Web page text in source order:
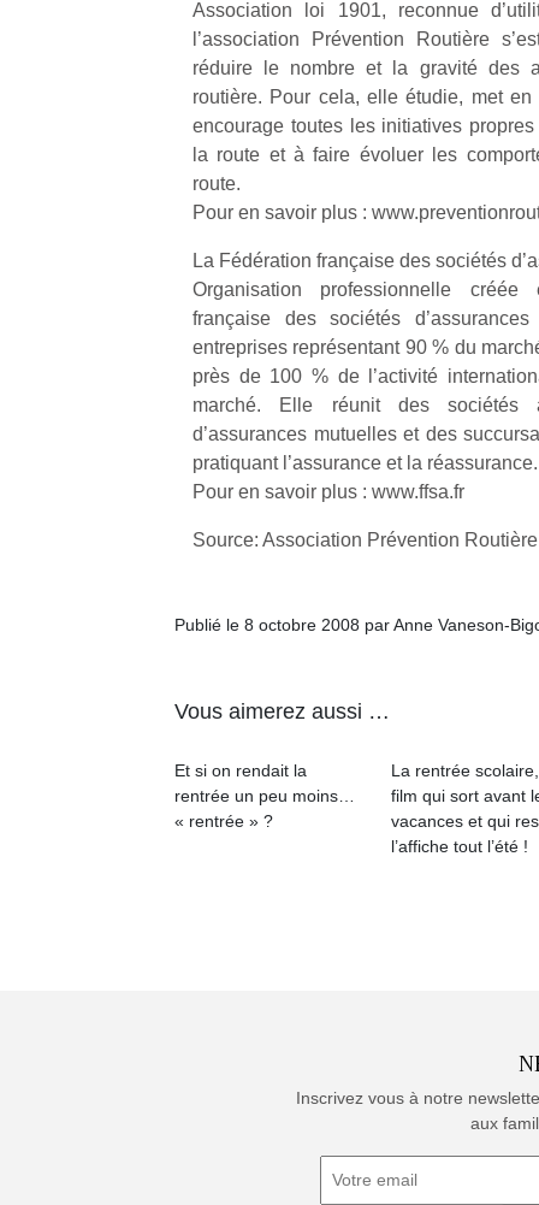
Association loi 1901, reconnue
l’association Prévention Routière
réduire le nombre et la gravité des
routière. Pour cela, elle étudie, met
encourage toutes les initiatives
la route et à faire évoluer les
route.
Pour en savoir plus :
La Fédération française des sociétés
Organisation professionnelle
française des sociétés
entreprises représentant 90 % du
près de 100 % de l’activité
marché. Elle réunit des sociétés
d’assurances mutuelles et des
pratiquant l’assurance et la réassurance.
Pour en savoir plus : www.ffsa.fr
Source: Association Prévention Routière
Publié le 8 octobre 2008 par Anne Vaneson-
Vous aimerez aussi …
Et si on rendait la
rentrée un peu moins…
« rentrée » ?
La rentrée
film qui sort avant
vacances et qui
l’affiche tout l’été !
Inscrivez vous à notre
aux